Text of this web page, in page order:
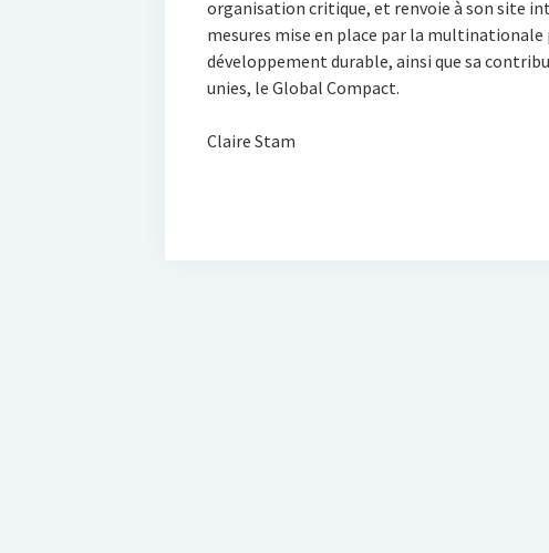
organisation critique, et renvoie à son site
mesures mise en place par la multinationale
développement durable, ainsi que sa
unies, le Global Compact.
Claire Stam